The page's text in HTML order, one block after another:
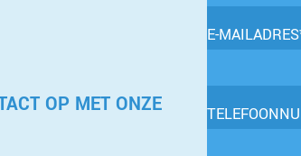
OP MET ONZE
E-